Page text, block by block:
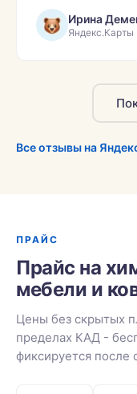
коврик! Спасибо
рекомендовать
Ирина
Яндекс.Карты
Все отзывы на
ПРАЙС
Прайс на
мебели и
Цены без скрытых
пределах КАД -
фиксируется после